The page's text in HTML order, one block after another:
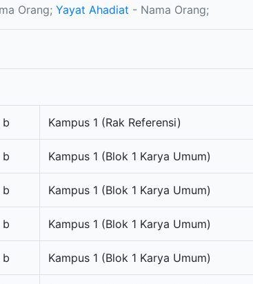
Orang; Yayat Ahadiat - Nama Orang;
b Kampus 1 (Rak Referensi)
b Kampus 1 (Blok 1 Karya Umum)
b Kampus 1 (Blok 1 Karya Umum)
b Kampus 1 (Blok 1 Karya Umum)
b Kampus 1 (Blok 1 Karya Umum)